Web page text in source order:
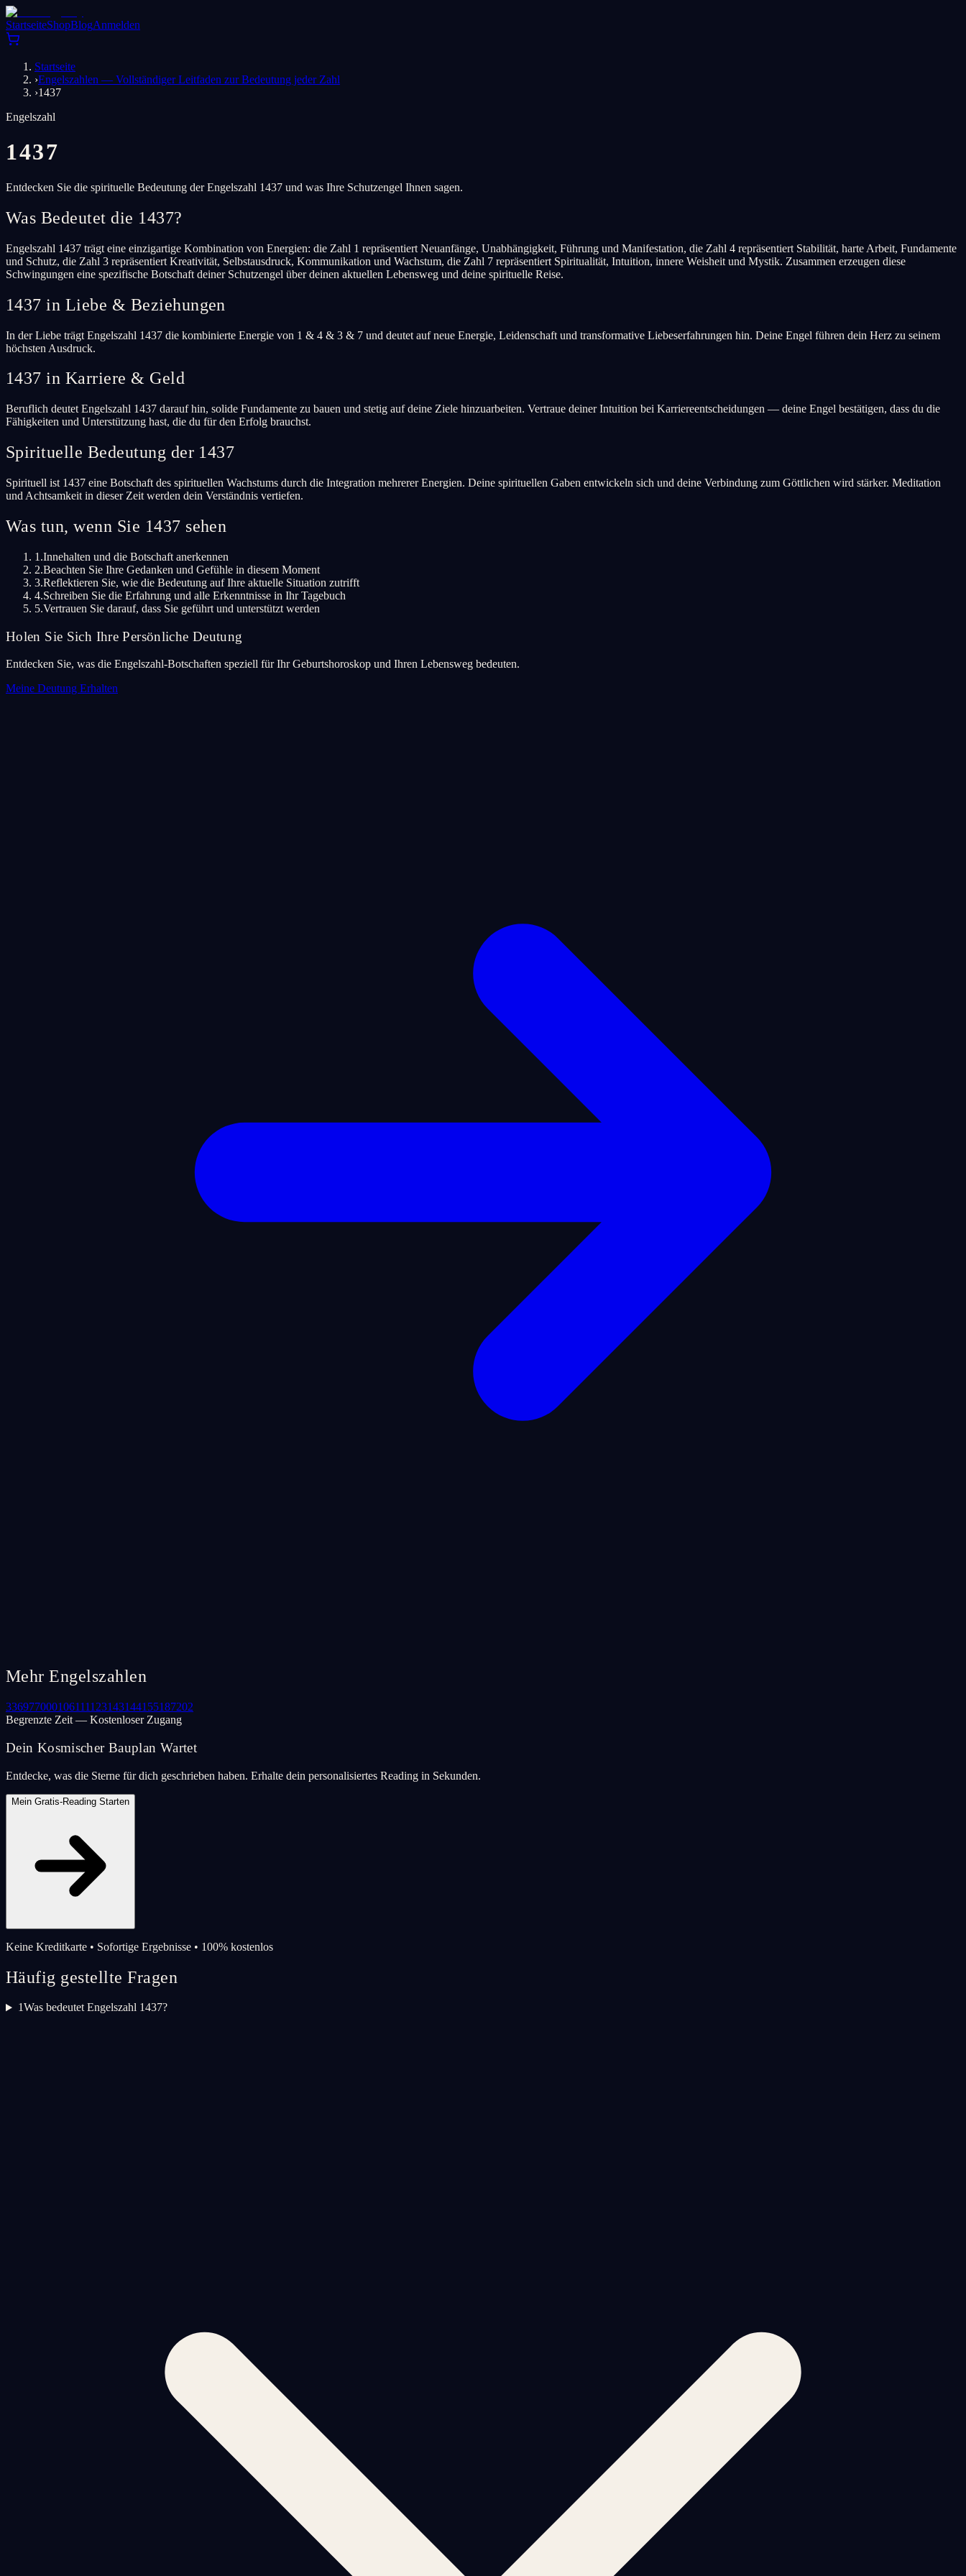
StartseiteShopBlogAnmelden
Startseite
›Engelszahlen — Vollständiger Leitfaden zur Bedeutung jeder Zahl
›1437
Engelszahl
1437
Entdecken Sie die spirituelle Bedeutung der Engelszahl 1437 und was Ihre Schutzengel Ihnen sagen.
Was Bedeutet die 1437?
Engelszahl 1437 trägt eine einzigartige Kombination von Energien: die Zahl 1 repräsentiert Neuanfänge, Unabhängigkeit, Führung und Manifestation, die Zahl 4 repräsentiert Stabilität, harte Arbeit, Fundamente
und Schutz, die Zahl 3 repräsentiert Kreativität, Selbstausdruck, Kommunikation und Wachstum, die Zahl 7 repräsentiert Spiritualität, Intuition, innere Weisheit und Mystik. Zusammen erzeugen diese
Schwingungen eine spezifische Botschaft deiner Schutzengel über deinen aktuellen Lebensweg und deine spirituelle Reise.
1437 in Liebe & Beziehungen
In der Liebe trägt Engelszahl 1437 die kombinierte Energie von 1 & 4 & 3 & 7 und deutet auf neue Energie, Leidenschaft und transformative Liebeserfahrungen hin. Deine Engel führen dein Herz zu seinem
höchsten Ausdruck.
1437 in Karriere & Geld
Beruflich deutet Engelszahl 1437 darauf hin, solide Fundamente zu bauen und stetig auf deine Ziele hinzuarbeiten. Vertraue deiner Intuition bei Karriereentscheidungen — deine Engel bestätigen, dass du die
Fähigkeiten und Unterstützung hast, die du für den Erfolg brauchst.
Spirituelle Bedeutung der 1437
Spirituell ist 1437 eine Botschaft des spirituellen Wachstums durch die Integration mehrerer Energien. Deine spirituellen Gaben entwickeln sich und deine Verbindung zum Göttlichen wird stärker. Meditation
und Achtsamkeit in dieser Zeit werden dein Verständnis vertiefen.
Was tun, wenn Sie 1437 sehen
1.Innehalten und die Botschaft anerkennen
2.Beachten Sie Ihre Gedanken und Gefühle in diesem Moment
3.Reflektieren Sie, wie die Bedeutung auf Ihre aktuelle Situation zutrifft
4.Schreiben Sie die Erfahrung und alle Erkenntnisse in Ihr Tagebuch
5.Vertrauen Sie darauf, dass Sie geführt und unterstützt werden
Holen Sie Sich Ihre Persönliche Deutung
Entdecken Sie, was die Engelszahl-Botschaften speziell für Ihr Geburtshoroskop und Ihren Lebensweg bedeuten.
Meine Deutung Erhalten
Mehr Engelszahlen
336977000106111123143144155187202
Begrenzte Zeit — Kostenloser Zugang
Dein Kosmischer Bauplan Wartet
Entdecke, was die Sterne für dich geschrieben haben. Erhalte dein personalisiertes Reading in Sekunden.
Mein Gratis-Reading Starten
Keine Kreditkarte • Sofortige Ergebnisse • 100% kostenlos
Häufig gestellte Fragen
1Was bedeutet Engelszahl 1437?